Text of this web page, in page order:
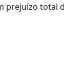
prejuízo total